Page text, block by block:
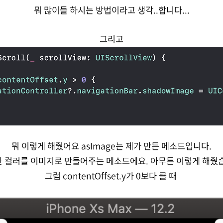
뭐 많이들 하시는 방법이라고 생각..합니다...
그리고
뭐 이렇게 해줬어요 asImage는 제가 만든 메소드입니다.
컬러를 이미지로 만들어주는 메소드에요. 아무튼 이렇게 해줬
그럼 contentOffset.y가 0보다 클 때